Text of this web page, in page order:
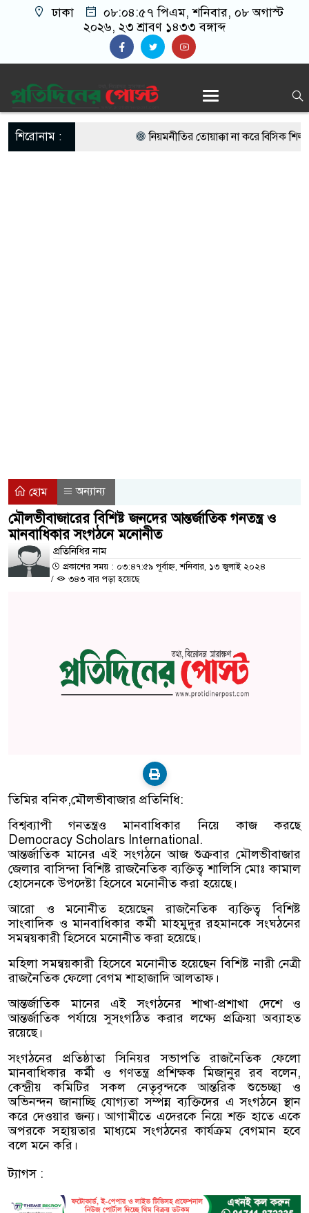
ঢাকা ০৮:০৪:৫৭ পিএম, শনিবার, ০৮ অগাস্ট
২০২৬, ২৩ শ্রাবণ ১৪৩৩ বঙ্গাব্দ
শিরোনাম : নিয়মনীতির তোয়াক্কা না করে বিসিক
ভোগান্তি
নিয়েছেন শতাধিক রোগী
হোম অন্যান্য
মৌলভীবাজারের বিশিষ্ট জনদের আন্তর্জাতিক গনতন্ত্র ও
মানবাধিকার সংগঠনে মনোনীত
প্রতিনিধির নাম
প্রকাশের সময় : ০৩:৪৭:৫৯ পূর্বাহ্ন, শনিবার, ১৩ জুলাই ২০২৪
/
৩৪৩ বার পড়া হয়েছে
তিমির বনিক,মৌলভীবাজার প্রতিনিধি:
বিশ্বব্যাপী গনতন্ত্রও মানবাধিকার নিয়ে কাজ করছে
Democracy Scholars International.
আন্তর্জাতিক মানের এই সংগঠনে আজ শুক্রবার মৌলভীবাজার
জেলার বাসিন্দা বিশিষ্ট রাজনৈতিক ব্যক্তিত্ব শালিসি মোঃ কামাল
হোসেনকে উপদেষ্টা হিসেবে মনোনীত করা হয়েছে।
আরো ও মনোনীত হয়েছেন রাজনৈতিক ব্যক্তিত্ব বিশিষ্ট
সাংবাদিক ও মানবাধিকার কর্মী মাহমুদুর রহমানকে সংঘঠনের
সমন্বয়কারী হিসেবে মনোনীত করা হয়েছে।
মহিলা সমন্বয়কারী হিসেবে মনোনীত হয়েছেন বিশিষ্ট নারী নেত্রী
রাজনৈতিক ফেলো বেগম শাহাজাদি আলতাফ।
আন্তর্জাতিক মানের এই সংগঠনের শাখা-প্রশাখা দেশে ও
আন্তর্জাতিক পর্যায়ে সুসংগঠিত করার লক্ষ্যে প্রক্রিয়া অব্যাহত
রয়েছে।
সংগঠনের প্রতিষ্ঠাতা সিনিয়র সভাপতি রাজনৈতিক ফেলো
মানবাধিকার কর্মী ও গণতন্ত্র প্রশিক্ষক মিজানুর রব বলেন,
কেন্দ্রীয় কমিটির সকল নেতৃবৃন্দকে আন্তরিক শুভেচ্ছা ও
অভিনন্দন জানাচ্ছি যোগ্যতা সম্পন্ন ব্যক্তিদের এ সংগঠনে স্থান
করে দেওয়ার জন্য। আগামীতে এদেরকে নিয়ে শক্ত হাতে একে
অপরকে সহায়তার মাধ্যমে সংগঠনের কার্যক্রম বেগমান হবে
বলে মনে করি।
ট্যাগস :